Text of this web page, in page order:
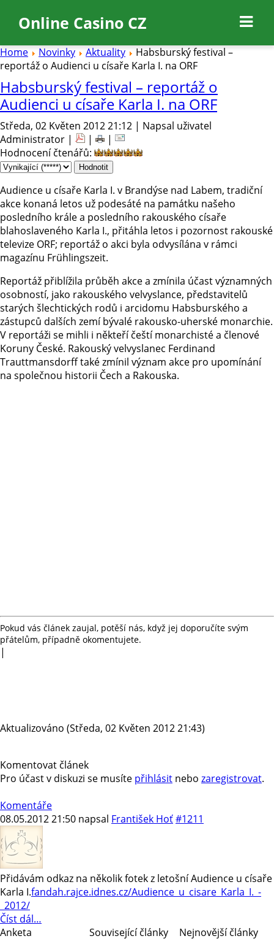
Online Casino CZ
Home Novinky Aktuality
Habsburský festival –
reportáž o Audienci u císaře Karla I. na ORF
Habsburský festival – reportáž o
Audienci u císaře Karla I. na ORF
Středa, 02 Květen 2012 21:12 | Napsal uživatel
Administrator |
|
|
Hodnocení čtenářů:
Audience u císaře Karla I. v Brandýse nad Labem, tradiční
akce konaná letos už podesáté na památku našeho
posledního krále a posledního rakouského císaře
blahoslaveného Karla I., přitáhla letos i pozornost rakouské
televize ORF; reportáž o akci byla odvysílána v rámci
magazínu Frühlingszeit.
Reportáž přiblížila průběh akce a zmínila účast významných
osobností, jako rakouského velvyslance, představitelů
starých šlechtických rodů i arcidomu Habsburského a
zástupců dalších zemí bývalé rakousko-uherské monarchie.
V reportáži se mihli i někteří čeští monarchisté a členové
Koruny České. Rakouský velvyslanec Ferdinand
Trauttmansdorff také zmínil význam akce pro upomínání
na společnou historii Čech a Rakouska.
Pokud vás článek zaujal, potěší nás, když jej doporučíte svým
přátelům, případně okomentujete.
|
Aktualizováno (Středa, 02 Květen 2012 21:43)
Komentovat článek
Pro účast v diskuzi se musíte přihlásit nebo zaregistrovat.
Komentáře
08.05.2012 21:50 napsal František Hoť#1211
Přidávám odkaz na několik fotek z letošní Audience u císaře
Karla I.fandah.rajce.idnes.cz/Audience_u_cisare_Karla_I._-
_2012/
Číst dál…
Anketa
Související články
Nejnovější články